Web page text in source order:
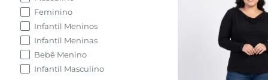
Feminino
Infantil Meninos
Infantil Meninas
Bebê Menino
Infantil Masculino